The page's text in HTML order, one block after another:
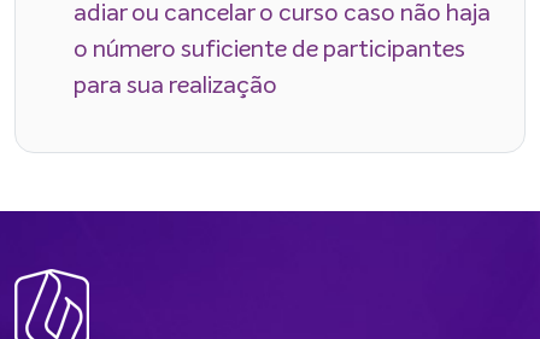
adiar ou cancelar o curso caso não haja
o número suficiente de participantes
para sua realização